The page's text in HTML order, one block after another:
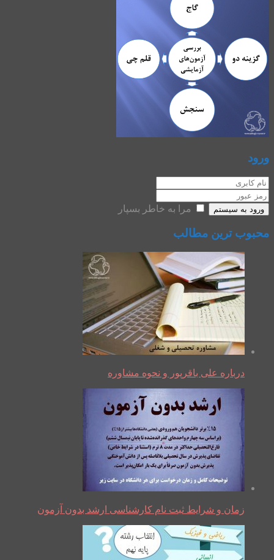
ورود
ورود به سیستم مرا به خاطر بسپار
محبوب ترین مطالب
درباره علی باقرپور و نحوه مشاوره
زمان و شرایط ثبت نام کارشناسی ارشد بدون آزمون